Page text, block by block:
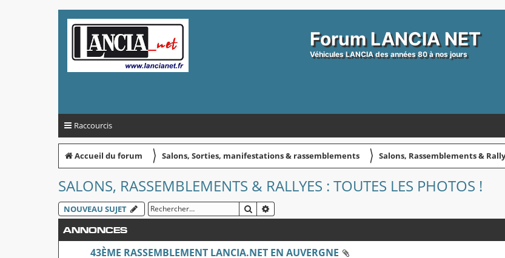
Forum LANCIA NET
Véhicules LANCIA des années 80 à nos jours
Raccourcis
Accueil du forum 〉 Salons, Sorties, manifestations & rassemblements 〉 Salons, Rassemblements &
SALONS, RASSEMBLEMENTS & RALLYES : TOUTES LES PHOTOS !
NOUVEAU SUJET RECHERCHER
ANNONCES
43ÈME RASSEMBLEMENT LANCIA.NET EN AUVERGNE